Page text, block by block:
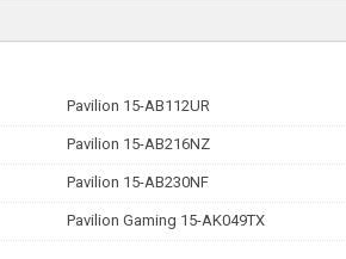
Pavilion 15-AB112UR
Pavilion 15-AB216NZ
Pavilion 15-AB230NF
Pavilion Gaming 15-AK049TX